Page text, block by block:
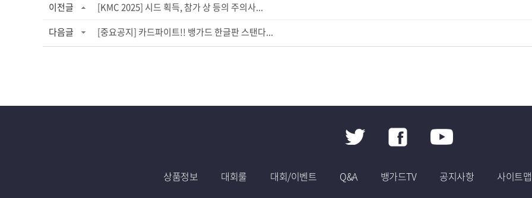
이전글
[KMC 2025] 시드 획득, 참가 상 등의 주의사...
다음글
[중요공지] 카드파이트!! 뱅가드 한글판 스탠다...
상품정보 대회룰 대회/이벤트 Q&A 뱅가드TV 공지사항 사이트맵